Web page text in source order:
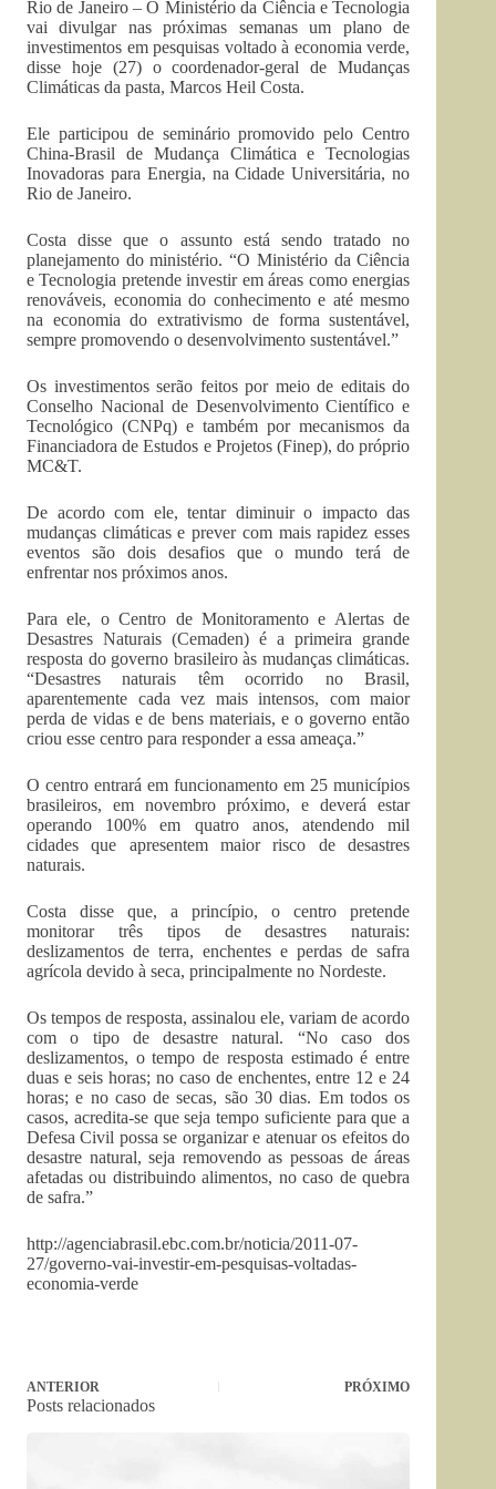
Rio de Janeiro – O Ministério da Ciência e Tecnologia
vai divulgar nas próximas semanas um plano de
investimentos em pesquisas voltado à economia verde,
disse hoje (27) o coordenador-geral de Mudanças
Climáticas da pasta, Marcos Heil Costa.
Ele participou de seminário promovido pelo Centro
China-Brasil de Mudança Climática e Tecnologias
Inovadoras para Energia, na Cidade Universitária, no
Rio de Janeiro.
Costa disse que o assunto está sendo tratado no
planejamento do ministério. “O Ministério da Ciência
e Tecnologia pretende investir em áreas como energias
renováveis, economia do conhecimento e até mesmo
na economia do extrativismo de forma sustentável,
sempre promovendo o desenvolvimento sustentável.”
Os investimentos serão feitos por meio de editais do
Conselho Nacional de Desenvolvimento Científico e
Tecnológico (CNPq) e também por mecanismos da
Financiadora de Estudos e Projetos (Finep), do próprio
MC&T.
De acordo com ele, tentar diminuir o impacto das
mudanças climáticas e prever com mais rapidez esses
eventos são dois desafios que o mundo terá de
enfrentar nos próximos anos.
Para ele, o Centro de Monitoramento e Alertas de
Desastres Naturais (Cemaden) é a primeira grande
resposta do governo brasileiro às mudanças climáticas.
“Desastres naturais têm ocorrido no Brasil,
aparentemente cada vez mais intensos, com maior
perda de vidas e de bens materiais, e o governo então
criou esse centro para responder a essa ameaça.”
O centro entrará em funcionamento em 25 municípios
brasileiros, em novembro próximo, e deverá estar
operando 100% em quatro anos, atendendo mil
cidades que apresentem maior risco de desastres
naturais.
Costa disse que, a princípio, o centro pretende
monitorar três tipos de desastres naturais:
deslizamentos de terra, enchentes e perdas de safra
agrícola devido à seca, principalmente no Nordeste.
Os tempos de resposta, assinalou ele, variam de acordo
com o tipo de desastre natural. “No caso dos
deslizamentos, o tempo de resposta estimado é entre
duas e seis horas; no caso de enchentes, entre 12 e 24
horas; e no caso de secas, são 30 dias. Em todos os
casos, acredita-se que seja tempo suficiente para que a
Defesa Civil possa se organizar e atenuar os efeitos do
desastre natural, seja removendo as pessoas de áreas
afetadas ou distribuindo alimentos, no caso de quebra
de safra.”
http://agenciabrasil.ebc.com.br/noticia/2011-07-
27/governo-vai-investir-em-pesquisas-voltadas-
economia-verde
ANTERIOR PRÓXIMO
Posts relacionados